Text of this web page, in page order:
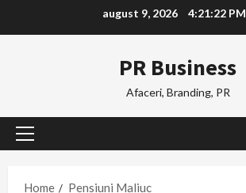
august 9, 2026 4:21:22 PM
PR Business
Afaceri, Branding, PR
Primary
Home
Pensiuni Maliuc